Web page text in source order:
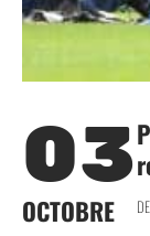
03
OCTOBRE DE